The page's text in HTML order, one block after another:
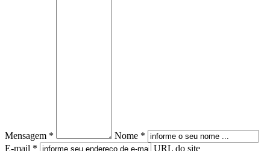
Mensagem *
Nome *
E-mail *
URL do site